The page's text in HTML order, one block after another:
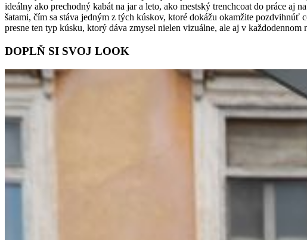
ideálny ako prechodný kabát na jar a leto, ako mestský trenchcoat do práce
šatami, čím sa stáva jedným z tých kúskov, ktoré dokážu okamžite
presne ten typ kúsku, ktorý dáva zmysel nielen vizuálne, ale aj v
DOPLŇ SI SVOJ LOOK